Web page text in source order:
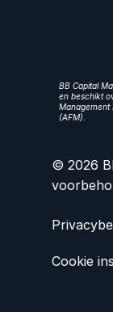
BB Capital
en beschikt
Management
(AFM).
© 2026
Cookie